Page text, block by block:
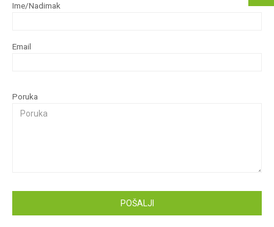
Ime/Nadimak
Email
Poruka
POŠALJI